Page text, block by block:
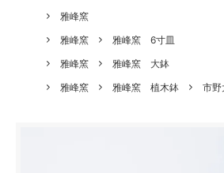
雅峰窯
雅峰窯
雅峰窯 6寸皿
雅峰窯
雅峰窯 大鉢
雅峰窯
雅峰窯 植木鉢 市野